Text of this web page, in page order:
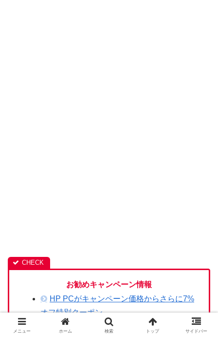
お勧めキャンペーン情報
HP PCがキャンペーン価格からさらに7%
オフ特別クーポン
メニュー ホーム 検索 トップ サイドバー